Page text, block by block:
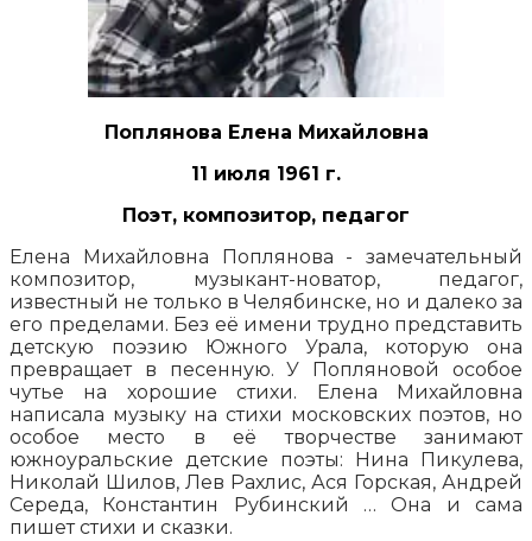
Поплянова Елена Михайловна
11 июля 1961 г.
Поэт, композитор, педагог
Елена Михайловна Поплянова - замечательный
композитор, музыкант-новатор, педагог,
известный не только в Челябинске, но и далеко за
его пределами. Без её имени трудно представить
детскую поэзию Южного Урала, которую она
превращает в песенную. У Попляновой особое
чутье на хорошие стихи. Елена Михайловна
написала музыку на стихи московских поэтов, но
особое место в её творчестве занимают
южноуральские детские поэты: Нина Пикулева,
Николай Шилов, Лев Рахлис, Ася Горская, Андрей
Середа, Константин Рубинский … Она и сама
пишет стихи и сказки.